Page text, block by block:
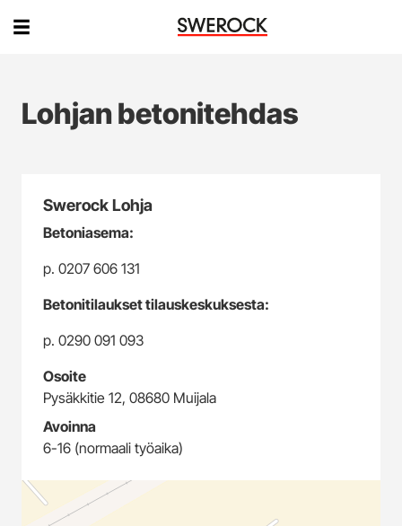
Lohjan betonitehdas
Swerock Lohja
Betoniasema:
p. 0207 606 131
Betonitilaukset tilauskeskuksesta:
p. 0290 091 093
Osoite
Pysäkkitie 12, 08680 Muijala
Avoinna
6-16 (normaali työaika)